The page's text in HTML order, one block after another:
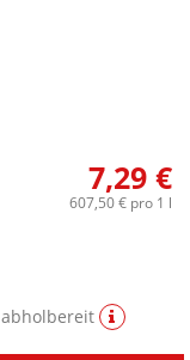
7,29 €
607,50 €pro 1 l
abholbereit